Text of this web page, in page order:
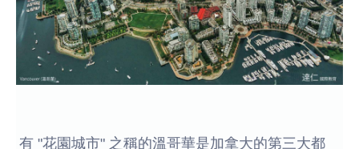
有 "花園城市" 之稱的溫哥華是加拿大的第三大都